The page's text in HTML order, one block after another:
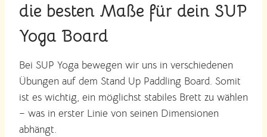
die besten Maße für dein SUP
Yoga Board
Bei SUP Yoga bewegen wir uns in verschiedenen
Übungen auf dem Stand Up Paddling Board. Somit
ist es wichtig, ein möglichst stabiles Brett zu wählen
– was in erster Linie von seinen Dimensionen
abhängt.